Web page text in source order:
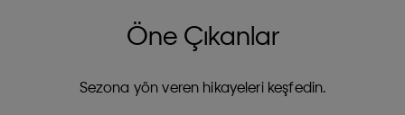
Öne Çıkanlar
Sezona yön veren hikayeleri keşfedin.